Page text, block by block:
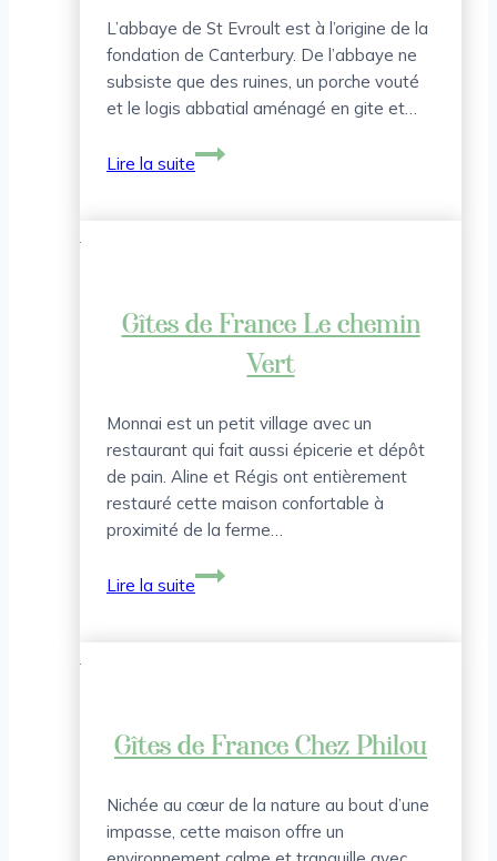
L’abbaye de St Evroult est à l’origine de la
fondation de Canterbury. De l’abbaye ne
subsiste que des ruines, un porche vouté
et le logis abbatial aménagé en gite et…
Lire la suite
Gîtes
de
Gîtes de France Le chemin
Vert
Monnai est un petit village avec un
restaurant qui fait aussi épicerie et dépôt
de pain. Aline et Régis ont entièrement
restauré cette maison confortable à
proximité de la ferme…
Lire la suite
Gîtes
de
Gîtes de France Chez Philou
Nichée au cœur de la nature au bout d’une
impasse, cette maison offre un